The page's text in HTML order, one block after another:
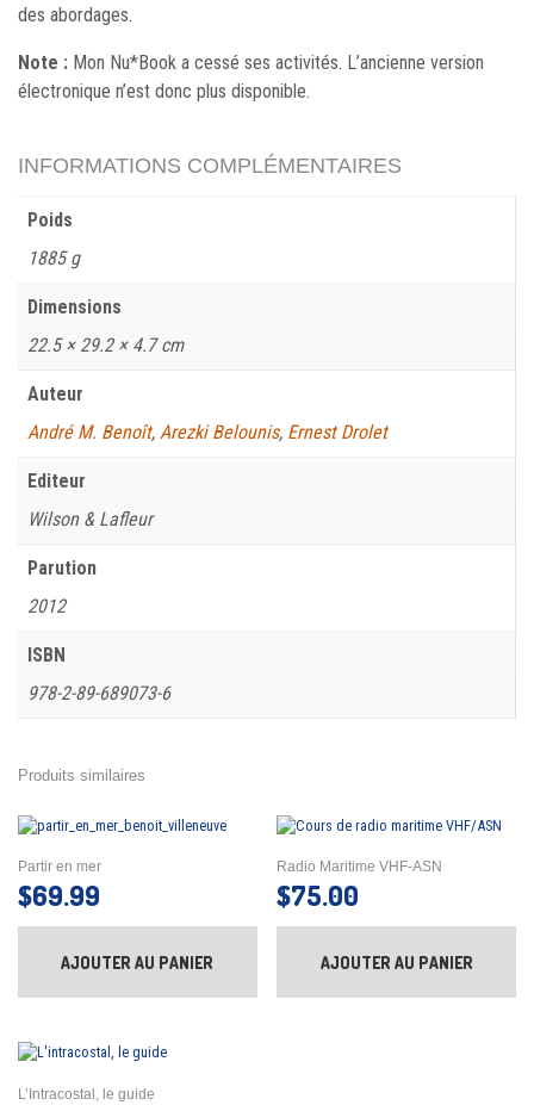
des abordages.
Note : Mon Nu*Book a cessé ses activités. L’ancienne version
électronique n’est donc plus disponible.
INFORMATIONS COMPLÉMENTAIRES
Poids
1885 g
Dimensions
22.5 × 29.2 × 4.7 cm
Auteur
André M. Benoît, Arezki Belounis, Ernest Drolet
Editeur
Wilson & Lafleur
Parution
2012
ISBN
978-2-89-689073-6
Produits similaires
Partir en mer
$69.99
AJOUTER AU PANIER
Radio Maritime VHF-ASN
$75.00
AJOUTER AU PANIER
L’Intracostal, le guide